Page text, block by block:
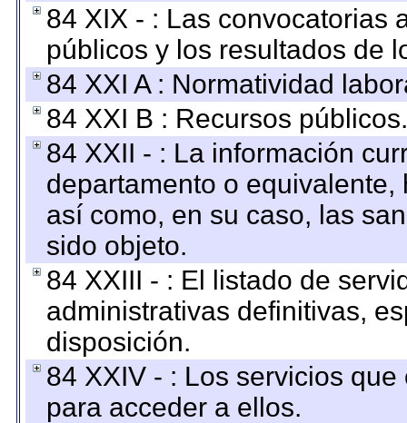
84 XIX - : Las convocatorias
públicos y los resultados de
84 XXI A : Normatividad
84 XXI B : Recursos públicos.
84 XXII - : La información
departamento o
así como, en su caso, las
sido objeto.
84 XXIII - : El listado de
administrativas definitivas,
disposición.
84 XXIV - : Los servicios
para acceder a ellos.